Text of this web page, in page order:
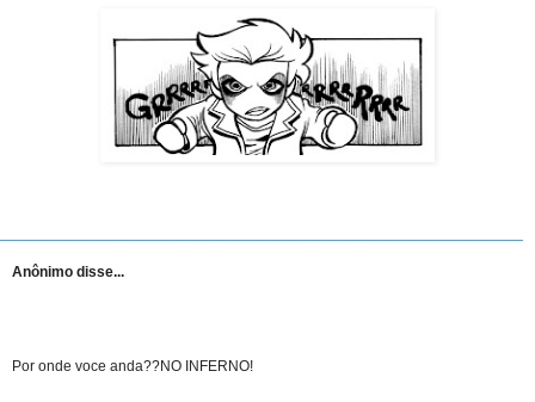
Anônimo disse...
Por onde voce anda??NO INFERNO!